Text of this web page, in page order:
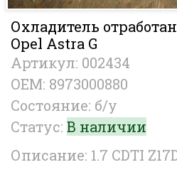
Охладитель
Opel Astra G
Артикул: 002434
OEM: 8973000880
Состояние: б/у
Статус: В наличии
Описание: 1.7 CDTI